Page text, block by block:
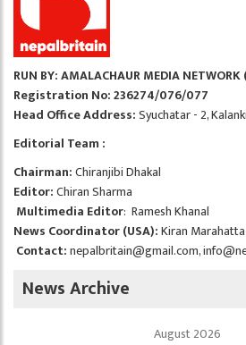
RUN BY: AMALACHAUR MEDIA
Registration No: 236274/076/077
Head Office Address:Syuchatar - 2,
Editorial Team :
Chairman:Chiranjibi Dhakal
Editor:Chiran Sharma
Multimedia Editor: Ramesh Khanal
News Coordinator (USA):Kiran Marahatta
Contact:nepalbritain@gmail.com,
News Archive
August 2026